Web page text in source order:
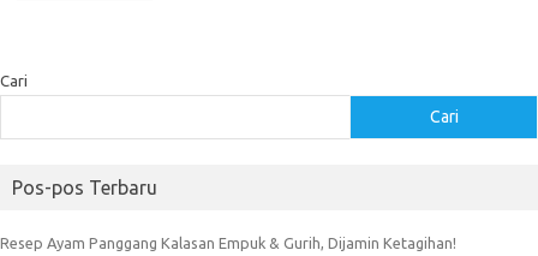
Cari
Cari
Pos-pos Terbaru
Resep Ayam Panggang Kalasan Empuk & Gurih, Dijamin Ketagihan!